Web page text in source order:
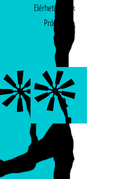
Elérhetőségek
Próbatábla